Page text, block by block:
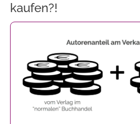
kaufen?!